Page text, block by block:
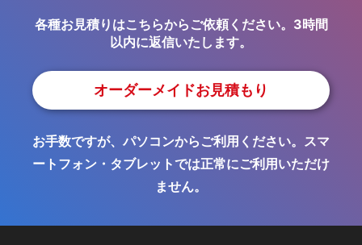
各種お見積りはこちらからご依頼ください。3時間
以内に返信いたします。
オーダーメイドお見積もり
お手数ですが、パソコンからご利用ください。スマ
ートフォン・タブレットでは正常にご利用いただけ
ません。